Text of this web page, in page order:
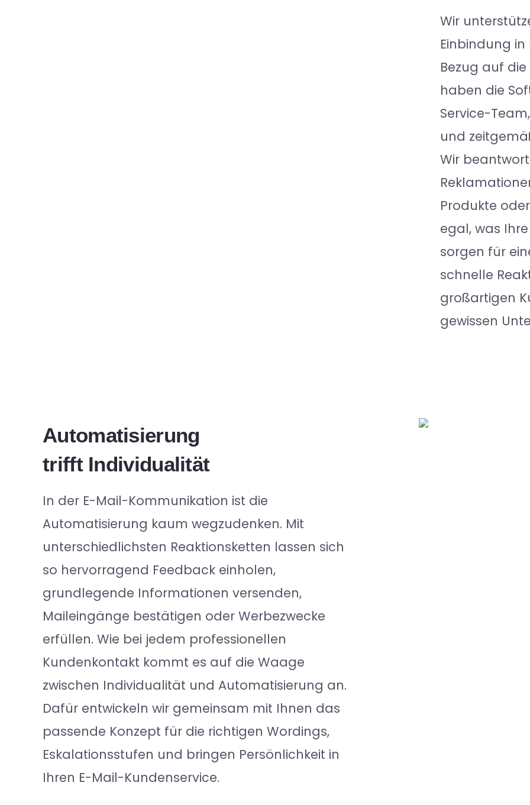
Wir
Einbindung
Bezug auf
haben die
Service-
und
Wir
Produkte
egal, was
sorgen für
schnelle
großartigen
gewissen
Automatisierung
trifft Individualität
In der E-Mail-Kommunikation ist die
Automatisierung kaum wegzudenken. Mit
unterschiedlichsten Reaktionsketten lassen sich
so hervorragend Feedback einholen,
grundlegende Informationen versenden,
Maileingänge bestätigen oder Werbezwecke
erfüllen. Wie bei jedem professionellen
Kundenkontakt kommt es auf die Waage
zwischen Individualität und Automatisierung an.
Dafür entwickeln wir gemeinsam mit Ihnen das
passende Konzept für die richtigen Wordings,
Eskalationsstufen und bringen Persönlichkeit in
Ihren E-Mail-Kundenservice.